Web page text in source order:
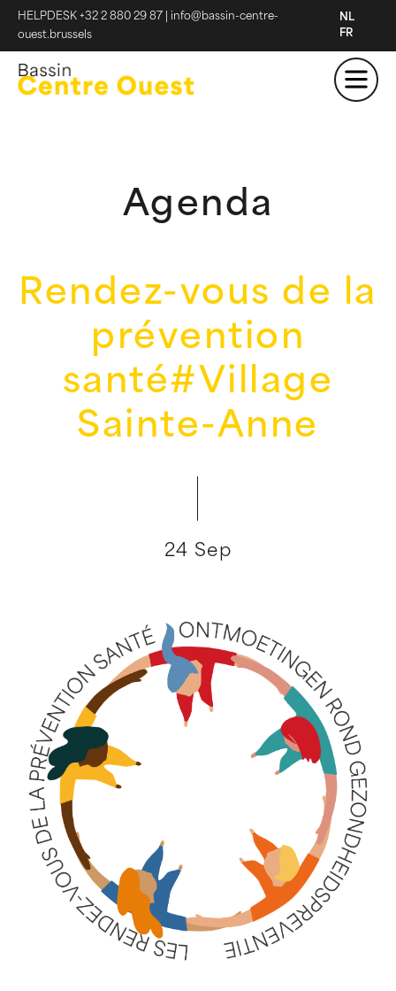
HELPDESK +32 2 880 29 87
info@bassin-centre-
ouest.brussels
NL
FR
Agenda
Rendez-vous de la
prévention
santé#Village
Sainte-Anne
24 Sep